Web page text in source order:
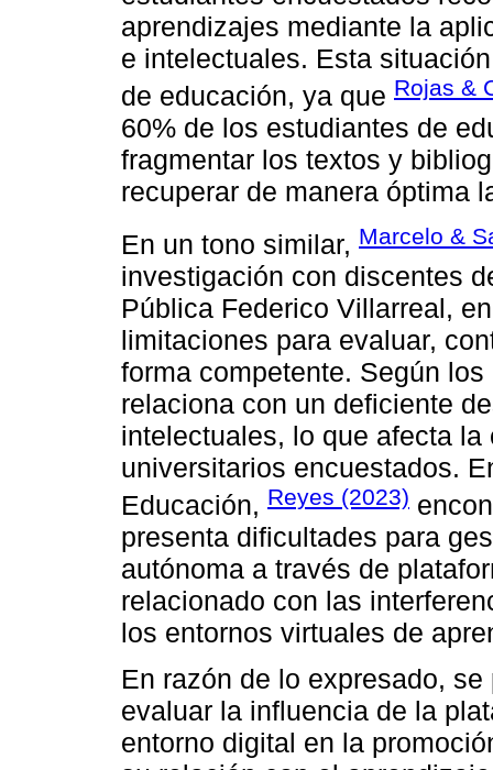
aprendizajes mediante la
e intelectuales. Esta
de educación, ya que Rojas &
60% de los estudiantes de
fragmentar los textos y
recuperar de manera óptima
En un tono similar, Marcelo &
investigación con discentes
Pública Federico Villarreal,
limitaciones para evaluar,
forma competente. Según
relaciona con un deficiente
intelectuales, lo que afecta
universitarios encuestados.
Educación, Reyes (2023)
presenta dificultades para
autónoma a través de
relacionado con las
los entornos virtuales de
En razón de lo expresado,
evaluar la influencia de la
entorno digital en la